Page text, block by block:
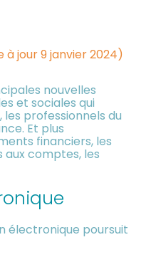
à jour 9 janvier 2024)
nouvelles
et sociales qui
professionnels du
Et plus
financiers, les
aux comptes, les
électronique poursuit